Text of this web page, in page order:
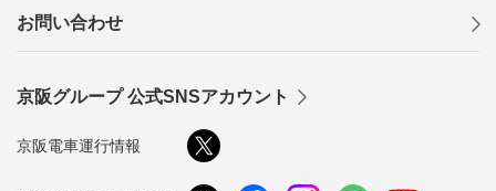
お問い合わせ
京阪グループ 公式SNSアカウント
京阪電車運行情報